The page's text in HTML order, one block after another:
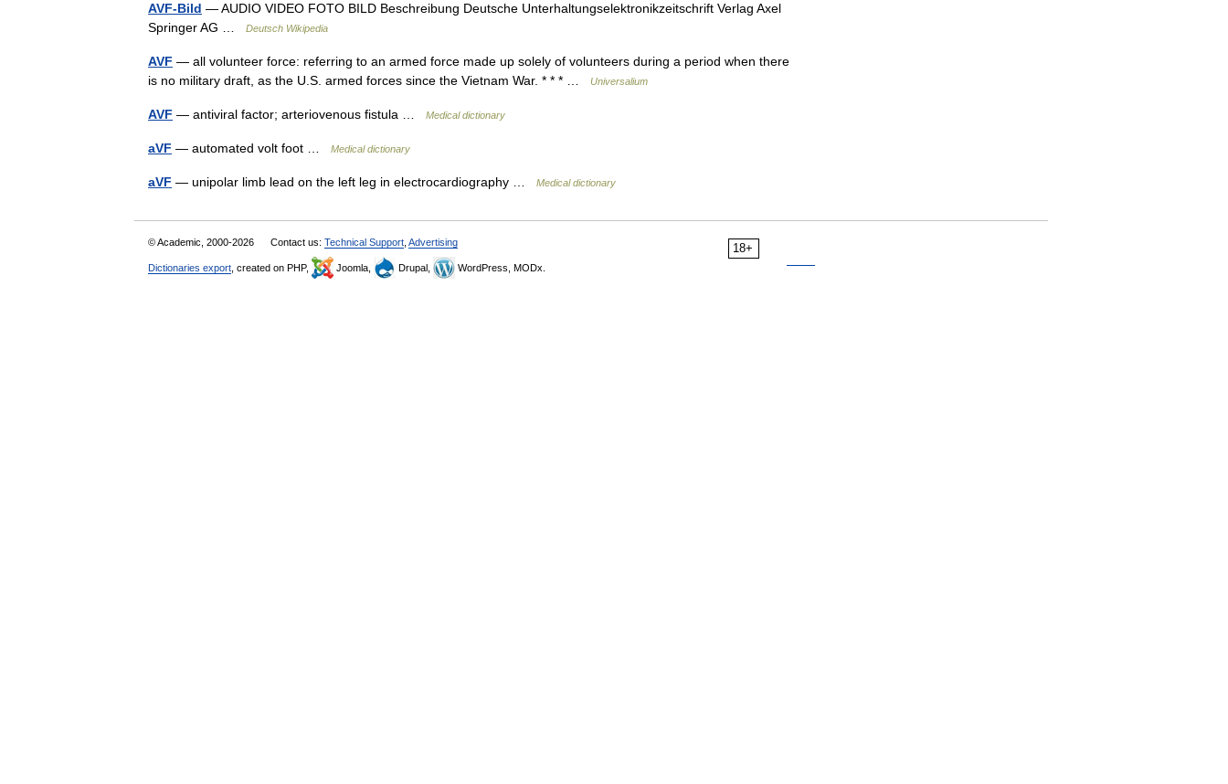
AVF-Bild — AUDIO VIDEO FOTO BILD Beschreibung Deutsche Unterhaltungselektronikzeitschrift Verlag Axel
Springer AG …
Deutsch Wikipedia
AVF — all volunteer force: referring to an armed force made up solely of volunteers during a period when there
is no military draft, as the U.S. armed forces since the Vietnam War. * * * …
Universalium
AVF — antiviral factor; arteriovenous fistula … Medical dictionary
aVF — automated volt foot … Medical dictionary
aVF — unipolar limb lead on the left leg in electrocardiography … Medical dictionary
18+
© Academic, 2000-2026 Contact us: Technical Support Advertising
Dictionaries export , created on PHP, Joomla, Drupal, WordPress, MODx.